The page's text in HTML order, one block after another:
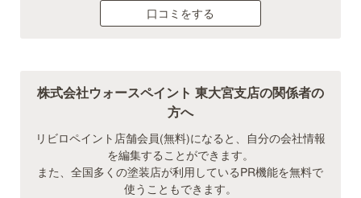
口コミをする
株式会社ウォースペイント 東大宮支店の関係者の
方へ
リビロペイント店舗会員(無料)になると、自分の会社情報
を編集することができます。
また、全国多くの塗装店が利用しているPR機能を無料で
使うこともできます。